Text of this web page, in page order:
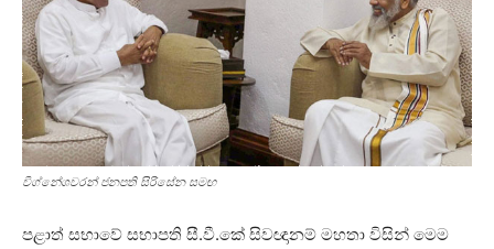
විග්නේශවරන් ජනපති සිරිසේන සමඟ
පළාත් සභාවේ සභාපති සී.වී.කේ සිවඥානම් මහතා විසින් මෙම